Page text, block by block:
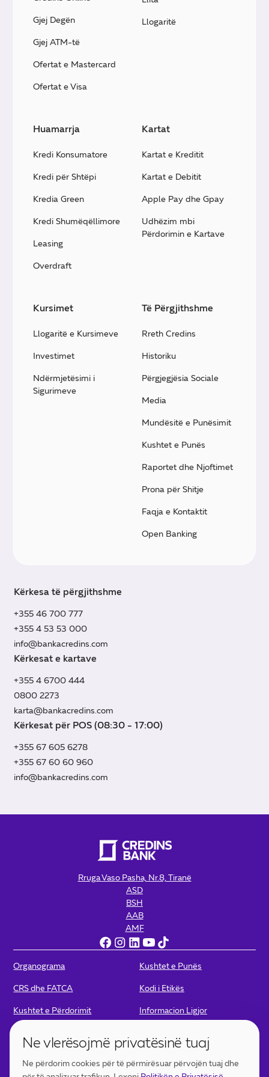
veprimtarisë së tyre, në marrëdhenie me klientët,
duhet të identifikojë rezidencën e klientëve për qëllime
tatimore dhe së bashku me informacione të tjere, si psh
klientëve me rezidencë tatimore në një nga shtet
shkëmbejnë me autoritetet tatimore të vendit të
detaje ju lutem shkarkoni informacionet si më poshtë:
Gjej Degën
Gjej ATM-të
Ofertat e Mastercard
Ofertat e Visa
Llogaritë
Huamarrja
Kredi Konsumatore
Kredi për Shtëpi
Kredia Green
Kredi Shumëqëllimore
Leasing
Overdraft
Kartat
Kartat e Kreditit
Kartat e Debitit
Apple Pay dhe Gpay
Udhëzim mbi
Përdorimin e Kartave
Kursimet
Llogaritë e Kursimeve
Investimet
Ndërmjetësimi i
Sigurimeve
Të Përgjithshme
Rreth Credins
Historiku
Përgjegjësia Sociale
Media
Mundësitë e Punësimit
Kushtet e Punës
Raportet dhe Njoftimet
Prona për Shitje
Faqja e Kontaktit
Open Banking
Kërkesa të përgjithshme
+355 46 700 777
+355 4 53 53 000
info@bankacredins.com
Kërkesat e kartave
+355 4 6700 444
0800 2273
karta@bankacredins.com
Kërkesat për POS (08:30 - 17:00)
+355 67 605 6278
+355 67 60 60 960
info@bankacredins.com
Rruga Vaso Pasha, Nr.8, Tiranë
ASD
BSH
AAB
AMF
Organograma Kushtet e Punës
CRS dhe FATCA Kodi i Etikës
Kushtet e Përdorimit Informacion Ligjor
përdorimit
Privatësisë
Ne vlerësojmë privatësinë tuaj
Ne përdorim cookies për të përmirësuar përvojën tuaj dhe